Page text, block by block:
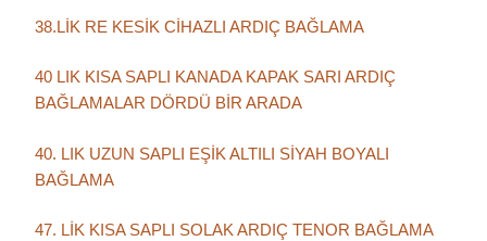
38.LİK RE KESİK CİHAZLI ARDIÇ BAĞLAMA
40 LIK KISA SAPLI KANADA KAPAK SARI ARDIÇ
BAĞLAMALAR DÖRDÜ BİR ARADA
40. LIK UZUN SAPLI EŞİK ALTILI SİYAH BOYALI
BAĞLAMA
47. LİK KISA SAPLI SOLAK ARDIÇ TENOR BAĞLAMA